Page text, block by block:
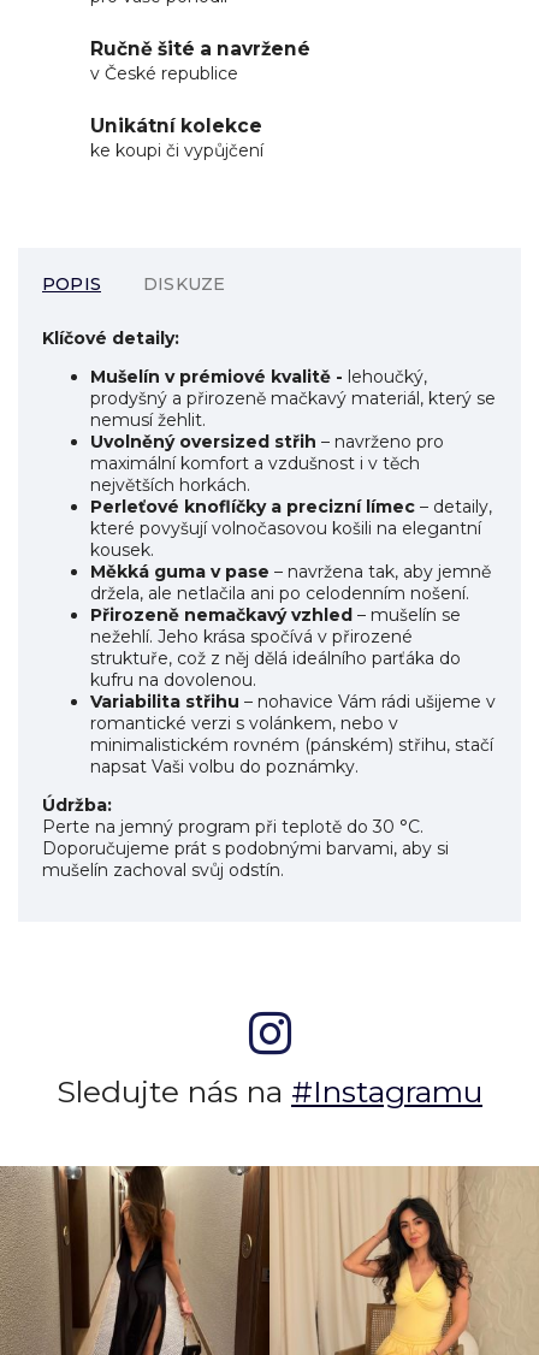
Ručně šité a navržené
v České republice
Unikátní kolekce
ke koupi či vypůjčení
POPIS DISKUZE
Klíčové detaily:
Mušelín v prémiové kvalitě - lehoučký,
prodyšný a přirozeně mačkavý materiál, který se
nemusí žehlit.
Uvolněný oversized střih – navrženo pro
maximální komfort a vzdušnost i v těch
největších horkách.
Perleťové knoflíčky a precizní límec – detaily,
které povyšují volnočasovou košili na elegantní
kousek.
Měkká guma v pase – navržena tak, aby jemně
držela, ale netlačila ani po celodenním nošení.
Přirozeně nemačkavý vzhled – mušelín se
nežehlí. Jeho krása spočívá v přirozené
struktuře, což z něj dělá ideálního parťáka do
kufru na dovolenou.
Variabilita střihu – nohavice Vám rádi ušijeme v
romantické verzi s volánkem, nebo v
minimalistickém rovném (pánském) střihu, stačí
napsat Vaši volbu do poznámky.
Údržba:
Perte na jemný program při teplotě do 30 °C.
Doporučujeme prát s podobnými barvami, aby si
mušelín zachoval svůj odstín.
Sledujte nás na #Instagramu